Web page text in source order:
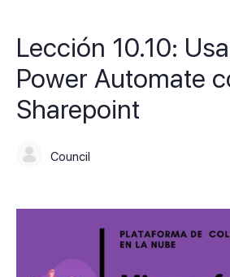
Lección 10.10:
Power Automate
Sharepoint
Council